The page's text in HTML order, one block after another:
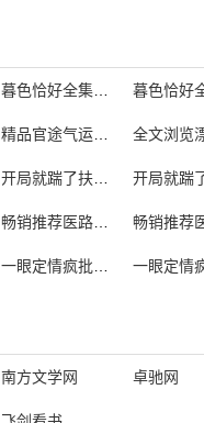
暮色恰好全集阅读
精品官途气运在线阅读
开局就踹了扶弟魔 褚欣欣名场面
畅销推荐医路青云的书
一眼定情疯批大佬伺机占有赵闵行
南方文学网 卓驰网